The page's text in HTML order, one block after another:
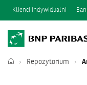
Klienci indywidualni
Repozytorium